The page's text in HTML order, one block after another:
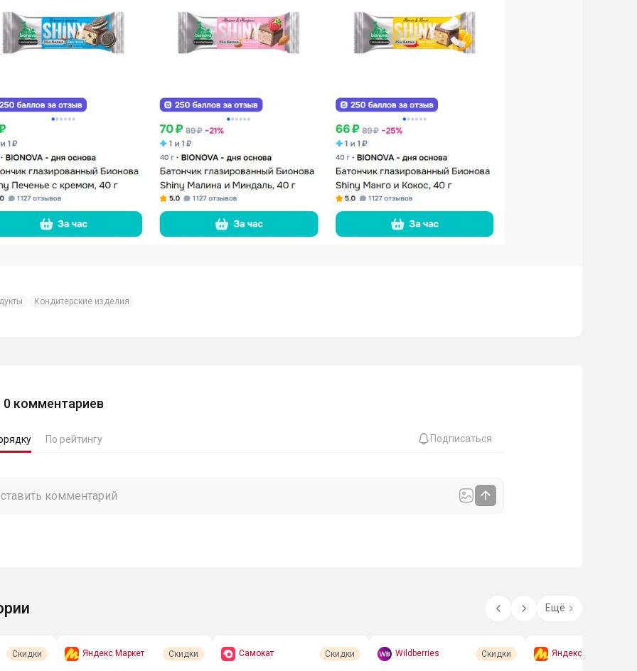
Кондитерские изделия
0 комментариев
По рейтингу Подписаться
Ещё
Скидки Яндекс Маркет Скидки Самокат Скидки Wildberries Скидки Яндекс Маркет